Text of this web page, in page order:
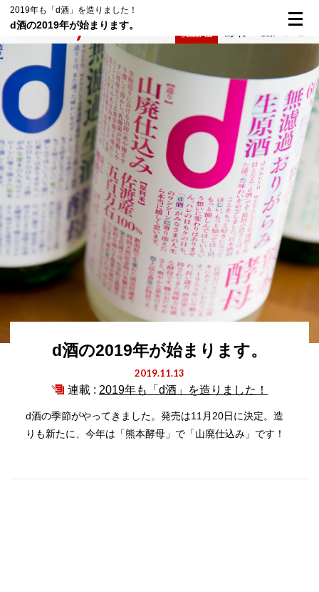
2019年も「d酒」を造りました！
d酒の2019年が始まります。
d酒の2019年が始まります。
2019.11.13
連載 : 2019年も「d酒」を造りました！
d酒の季節がやってきました。発売は11月20日に決定。造
りも新たに、今年は「熊本酵母」で「山廃仕込み」です！